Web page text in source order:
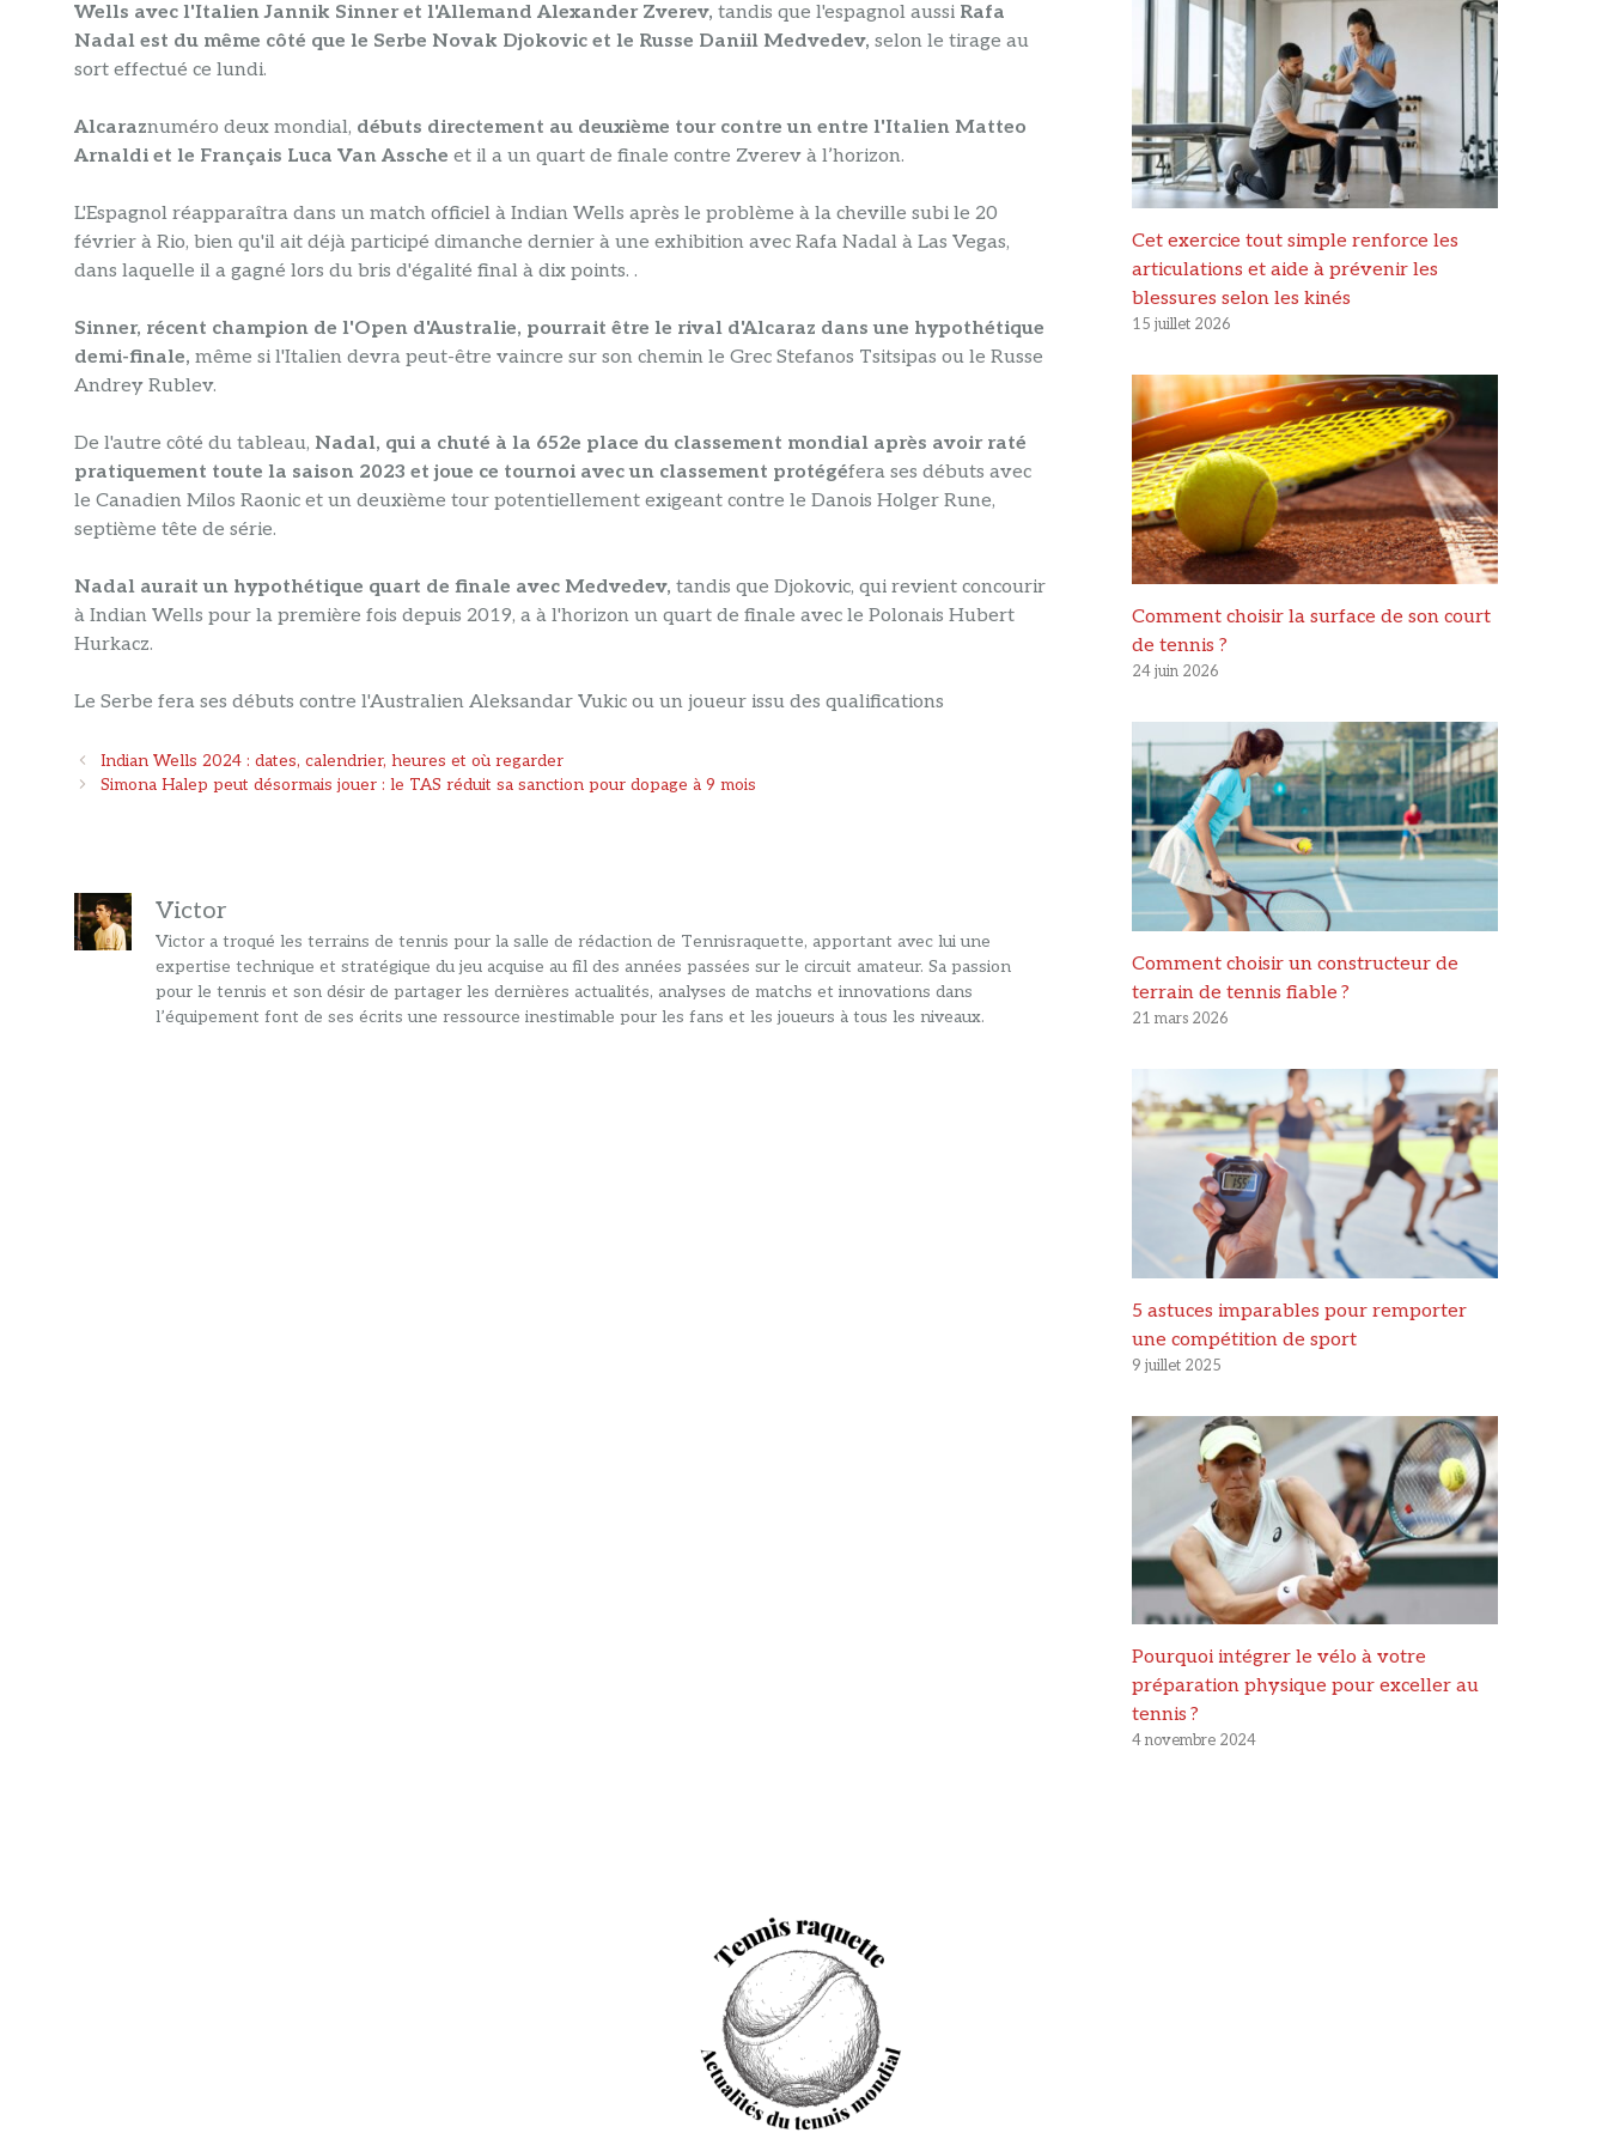
Wells avec l'Italien Jannik Sinner et l'Allemand Alexander Zverev, tandis que l'espagnol aussi Rafa
Nadal est du même côté que le Serbe Novak Djokovic et le Russe Daniil Medvedev, selon le tirage au
sort effectué ce lundi.
Alcaraznuméro deux mondial, débuts directement au deuxième tour contre un entre l'Italien Matteo
Arnaldi et le Français Luca Van Assche et il a un quart de finale contre Zverev à l’horizon.
L'Espagnol réapparaîtra dans un match officiel à Indian Wells après le problème à la cheville subi le 20
février à Rio, bien qu'il ait déjà participé dimanche dernier à une exhibition avec Rafa Nadal à Las Vegas,
dans laquelle il a gagné lors du bris d'égalité final à dix points. .
Sinner, récent champion de l'Open d'Australie, pourrait être le rival d'Alcaraz dans une hypothétique
demi-finale, même si l'Italien devra peut-être vaincre sur son chemin le Grec Stefanos Tsitsipas ou le Russe
Andrey Rublev.
De l'autre côté du tableau, Nadal, qui a chuté à la 652e place du classement mondial après avoir raté
pratiquement toute la saison 2023 et joue ce tournoi avec un classement protégéfera ses débuts avec
le Canadien Milos Raonic et un deuxième tour potentiellement exigeant contre le Danois Holger Rune,
septième tête de série.
Nadal aurait un hypothétique quart de finale avec Medvedev, tandis que Djokovic, qui revient concourir
à Indian Wells pour la première fois depuis 2019, a à l'horizon un quart de finale avec le Polonais Hubert
Hurkacz.
Le Serbe fera ses débuts contre l'Australien Aleksandar Vukic ou un joueur issu des qualifications
Navigation
des
Indian Wells 2024 : dates, calendrier, heures et où regarder
Simona Halep peut désormais jouer : le TAS réduit sa sanction pour dopage à 9 mois
Victor
Victor a troqué les terrains de tennis pour la salle de rédaction de Tennisraquette, apportant avec lui une
expertise technique et stratégique du jeu acquise au fil des années passées sur le circuit amateur. Sa passion
pour le tennis et son désir de partager les dernières actualités, analyses de matchs et innovations dans
l’équipement font de ses écrits une ressource inestimable pour les fans et les joueurs à tous les niveaux.
Cet exercice tout simple renforce les
articulations et aide à prévenir les
blessures selon les kinés
15 juillet 2026
Comment choisir la surface de son court
de tennis ?
24 juin 2026
Comment choisir un constructeur de
terrain de tennis fiable ?
21 mars 2026
5 astuces imparables pour remporter
une compétition de sport
9 juillet 2025
Pourquoi intégrer le vélo à votre
préparation physique pour exceller au
tennis ?
4 novembre 2024